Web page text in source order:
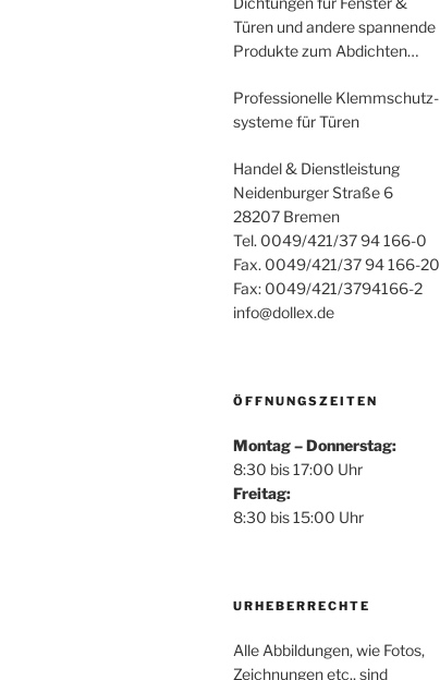
Türen und andere spannende
Produkte zum Abdichten…
Professionelle Klemmschutz-
systeme für Türen
Handel & Dienstleistung
Neidenburger Straße 6
28207 Bremen
Tel. 0049/421/37 94 166-0
Fax. 0049/421/37 94 166-20
Fax: 0049/421/3794166-2
info@dollex.de
ÖFFNUNGSZEITEN
Montag – Donnerstag:
8:30 bis 17:00 Uhr
Freitag:
8:30 bis 15:00 Uhr
URHEBERRECHTE
Alle Abbildungen, wie Fotos,
Zeichnungen etc., sind